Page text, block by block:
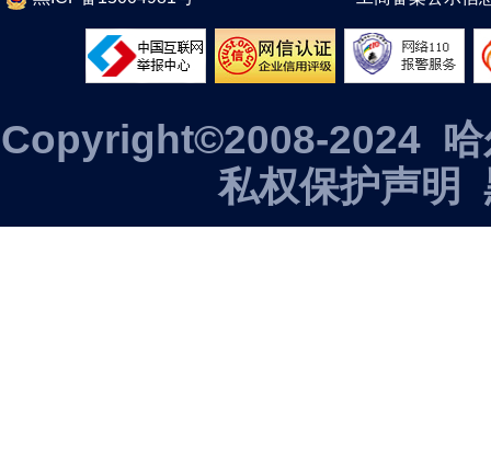
Copyright©2008-2024 哈
私权保护声明